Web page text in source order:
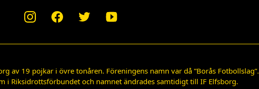
av 19 pojkar i övre tonåren. Föreningens namn var då ”Borås Fotbollslag”.
i Riksidrottsförbundet och namnet ändrades samtidigt till IF Elfsborg.